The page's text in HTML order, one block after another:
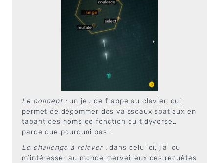
Le concept : un jeu de frappe au clavier, qui
permet de dégommer des vaisseaux spatiaux en
tapant des noms de fonction du tidyverse…
parce que pourquoi pas !
Le challenge à relever : dans celui ci, j’ai du
m’intéresser au monde merveilleux des requêtes